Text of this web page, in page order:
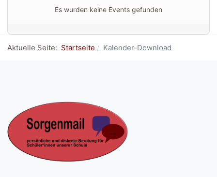
Es wurden keine Events gefunden
Aktuelle Seite: Startseite Kalender-Download